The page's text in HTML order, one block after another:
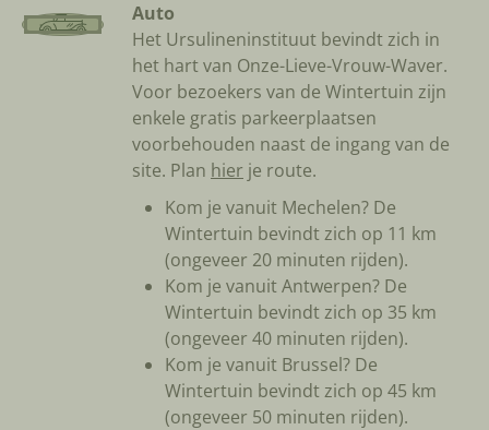
Auto
Het Ursulineninstituut bevindt zich in
het hart van Onze-Lieve-Vrouw-Waver.
Voor bezoekers van de Wintertuin zijn
enkele gratis parkeerplaatsen
voorbehouden naast de ingang van de
site. Plan hier je route.
Kom je vanuit Mechelen? De
Wintertuin bevindt zich op 11 km
(ongeveer 20 minuten rijden).
Kom je vanuit Antwerpen? De
Wintertuin bevindt zich op 35 km
(ongeveer 40 minuten rijden).
Kom je vanuit Brussel? De
Wintertuin bevindt zich op 45 km
(ongeveer 50 minuten rijden).